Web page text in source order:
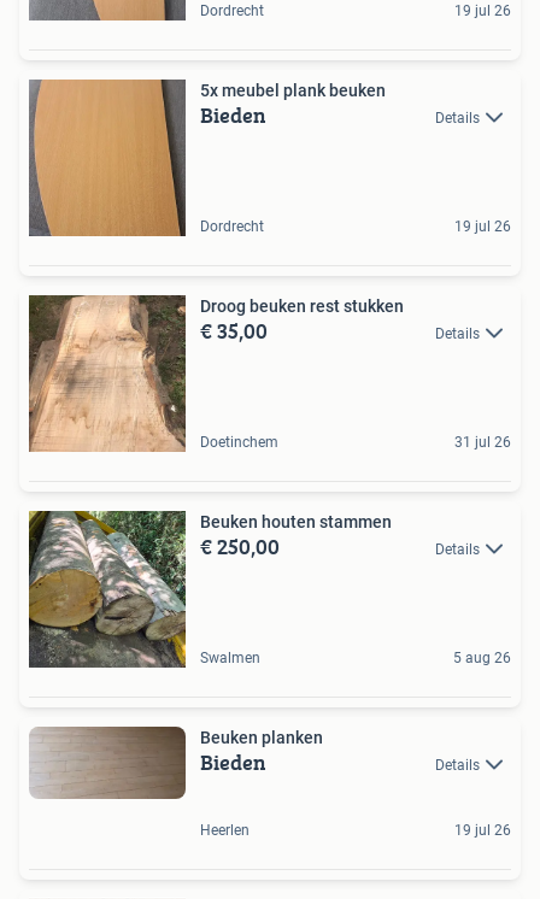
Dordrecht 19 jul 26
5x meubel plank beuken
Bieden Details
Dordrecht 19 jul 26
Droog beuken rest stukken
€ 35,00 Details
Doetinchem 31 jul 26
Beuken houten stammen
€ 250,00 Details
Swalmen 5 aug 26
Beuken planken
Bieden Details
Heerlen 19 jul 26